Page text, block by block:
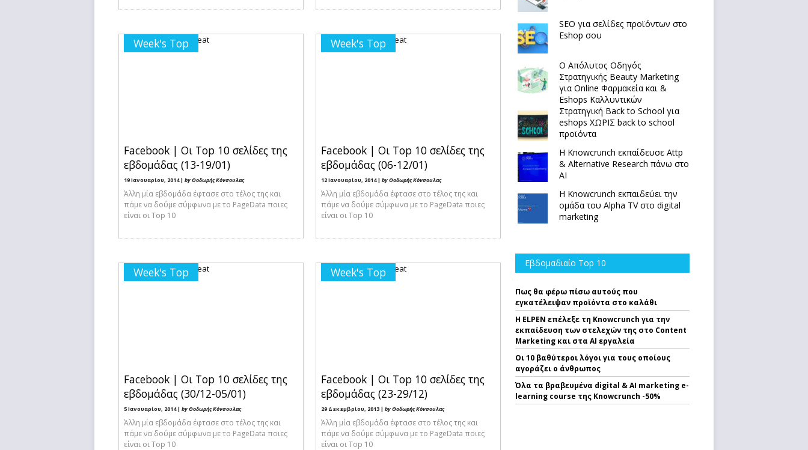
Week's Top
Facebook | Οι Top 10 σελίδες της
εβδομάδας (13-19/01)
19 Ιανουαρίου, 2014 | by Θοδωρής Κόνσουλας
Άλλη μία εβδομάδα έφτασε στο τέλος της και
πάμε να δούμε σύμφωνα με το PageData ποιες
είναι οι Top 10
Week's Top
Facebook | Οι Top 10 σελίδες της
εβδομάδας (06-12/01)
12 Ιανουαρίου, 2014 | by Θοδωρής Κόνσουλας
Άλλη μία εβδομάδα έφτασε στο τέλος της και
πάμε να δούμε σύμφωνα με το PageData ποιες
είναι οι Top 10
Week's Top
Facebook | Οι Top 10 σελίδες της
εβδομάδας (30/12-05/01)
5 Ιανουαρίου, 2014 | by Θοδωρής Κόνσουλας
Άλλη μία εβδομάδα έφτασε στο τέλος της και
πάμε να δούμε σύμφωνα με το PageData ποιες
είναι οι Top 10
Week's Top
Facebook | Οι Top 10 σελίδες της
εβδομάδας (23-29/12)
29 Δεκεμβρίου, 2013 | by Θοδωρής Κόνσουλας
Άλλη μία εβδομάδα έφτασε στο τέλος της και
πάμε να δούμε σύμφωνα με το PageData ποιες
είναι οι Top 10
SEO για σελίδες προϊόντων στο
Eshop σου
Ο Απόλυτoς Οδηγός
Στρατηγικής Beauty Marketing
για Online Φαρμακεία και &
Eshops Καλλυντικών
Στρατηγική Back to School για
eshops ΧΩΡΙΣ back to school
προϊόντα
Η Knowcrunch εκπαίδευσε Attp
& Alternative Research πάνω στο
ΑΙ
Η Knowcrunch εκπαιδεύει την
ομάδα του Alpha TV στο digital
marketing
Εβδομαδιαίο Top 10
Πως θα φέρω πίσω αυτούς που
εγκατέλειψαν προϊόντα στο καλάθι
Η ELPEN επέλεξε τη Knowcrunch για την
εκπαίδευση των στελεχών της στο Content
Marketing και στα AI εργαλεία
Οι 10 βαθύτεροι λόγοι για τους οποίους
αγοράζει ο άνθρωπος
Όλα τα βραβευμένα digital & AI marketing e-
learning course της Knowcrunch -50%